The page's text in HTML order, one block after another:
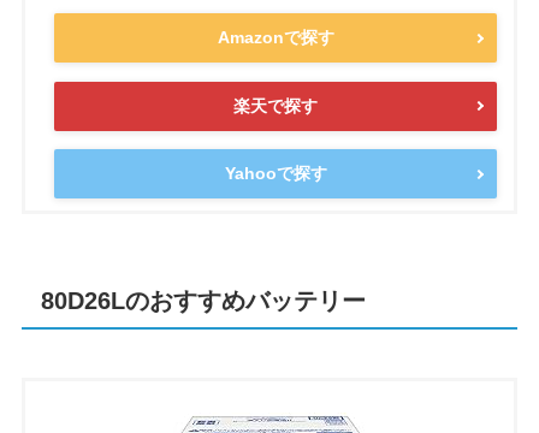
Amazonで探す
楽天で探す
Yahooで探す
80D26Lのおすすめバッテリー